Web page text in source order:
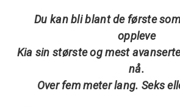
Du kan bli blant de første
oppleve
Kia sin største og mest
nå.
Over fem meter lang. Seks